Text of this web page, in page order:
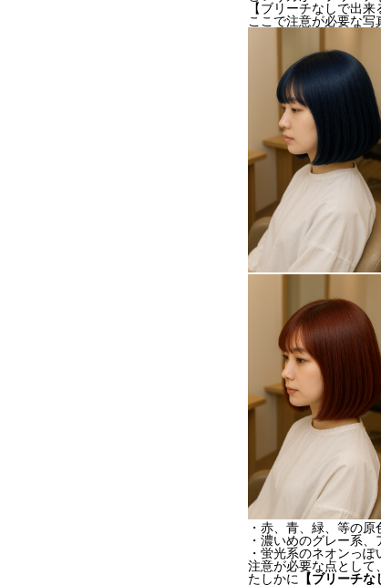
【ブリーチなしで出
ここで注意が必要な写
・赤、青、緑、等の原
・濃いめのグレー系、
・蛍光系のネオンっぽ
注意が必要な点として、
たしかに
【ブリーチな